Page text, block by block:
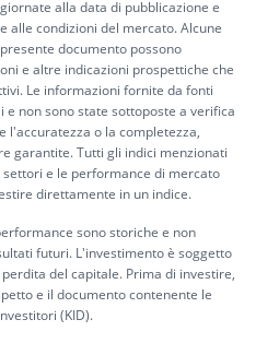
alla data di pubblicazione e
alle condizioni del mercato. Alcune
documento possono
e altre indicazioni prospettiche che
Le informazioni fornite da fonti
non sono state sottoposte a verifica
l'accuratezza o la completezza,
garantite. Tutti gli indici menzionati
e le performance di mercato
direttamente in un indice.
sono storiche e non
futuri. L'investimento è soggetto
del capitale. Prima di investire,
e il documento contenente le
(KID).